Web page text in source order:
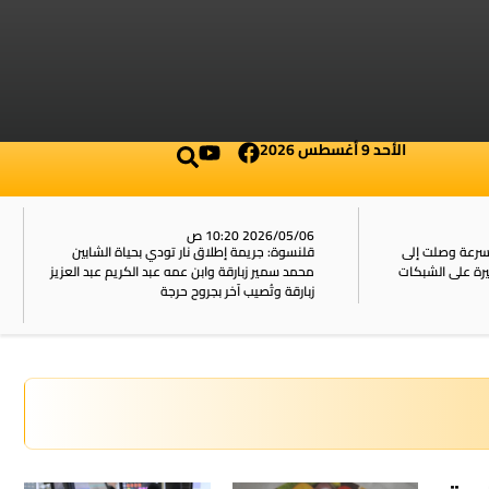
الأحد 9 أغسطس 2026
وصلت إلى
2026/05/06 10:20 ص
قلنسوة: جريمة إطلاق نار تودي بحياة الشابين
محمد سمير زبارقة وابن عمه عبد الكريم عبد العزيز
زبارقة وتُصيب آخر بجروح حرجة